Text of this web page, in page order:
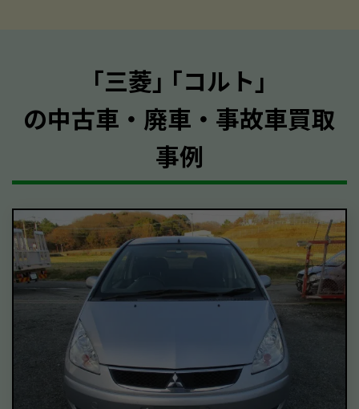
｢三菱｣ ｢コルト｣
の中古車・廃車・事故車買取
事例